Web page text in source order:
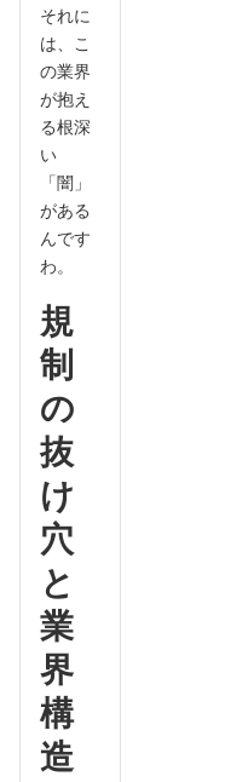
それに
は、こ
の業界
が抱え
る根深
い
「闇」
がある
んです
わ。
規
制
の
抜
け
穴
と
業
界
構
造